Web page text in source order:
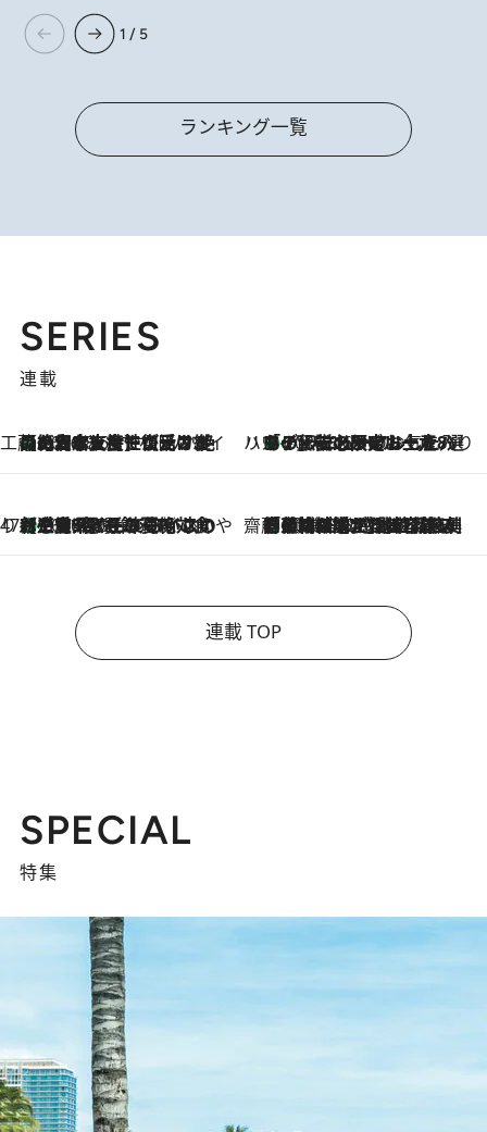
1 / 5
ランキング一覧
SERIES
連載
工藤まやのおもてなしハワイ
2026.8.6
【ハワイ土産】ローカルの絶大な支持で復活！ 絶品の幻クッキー《元ファンの日本人女性が受け継いだ名店》 ハワイ賢者 リサのお気に入りリスト2026.8.6
あの伝説の限定トートも！ リニューアルした「ディーン＆デルーカ ハワイ」で必須のお土産8選
47都道府県の手みやげ ひんやりスイーツで夏を満喫
2026.8.6
【三重県】この夏絶対食べたい 冷やしておいしいおやつ3選 お餅×アイスの新感覚スイーツ 齋藤 薫 美容脳ルネサンス
2026.8.6
「荷物が増えるほど旅ストレスは増す」美容ジャーナリストがたどり着いた最終結論。“化粧品を劇的に減らす”感動の凝縮美容とは
連載 TOP
SPECIAL
特集